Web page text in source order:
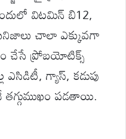
విటమిన్ బి12,
చాలా ఎక్కువగా
చేసే ప్రోబయోటిక్స్
గ్యాస్, కడుపు
పడతాయి.